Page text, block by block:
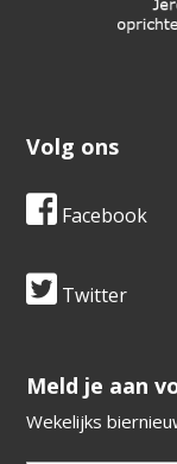
Volg ons
Facebook
Twitter
​​​​​​​Meld je aan
Wekelijks